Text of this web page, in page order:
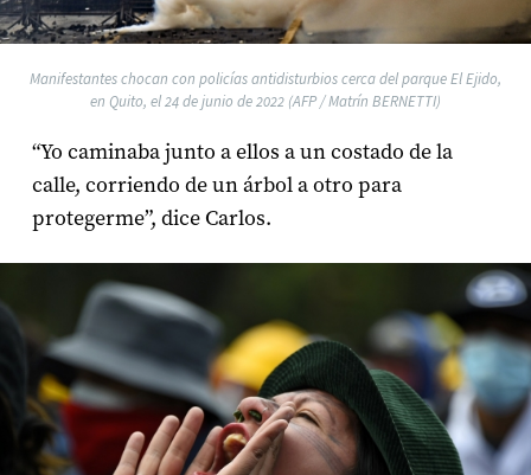
Manifestantes chocan con policías antidisturbios cerca del parque El Ejido,
en Quito, el 24 de junio de 2022 (AFP / Matrín BERNETTI)
“Yo caminaba junto a ellos a un costado de la
calle, corriendo de un árbol a otro para
protegerme”, dice Carlos.